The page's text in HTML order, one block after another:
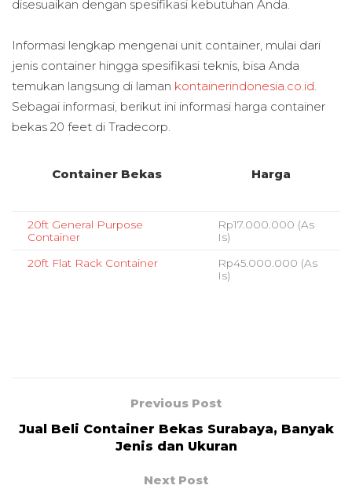
disesuaikan dengan spesifikasi kebutuhan Anda.
Informasi lengkap mengenai unit container, mulai dari
jenis container hingga spesifikasi teknis, bisa Anda
temukan langsung di laman kontainerindonesia.co.id.
Sebagai informasi, berikut ini informasi harga container
bekas 20 feet di Tradecorp.
Container Bekas Harga
20ft General Purpose
Container
Rp17.000.000 (As
Is)
20ft Flat Rack Container
Rp45.000.000 (As
Is)
Previous Post
Jual Beli Container Bekas Surabaya, Banyak
Jenis dan Ukuran
Next Post